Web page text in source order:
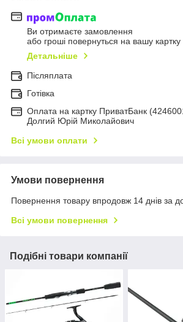
Ви отримаєте замовлення
або гроші повернуться на вашу картку
Детальніше
Післяплата
Готівка
Оплата на картку ПриватБанк
Долгий Юрій Миколайович
Всі умови оплати
Умови повернення
Повернення товару впродовж 14 днів за
Всі умови повернення
Подібні товари компанії